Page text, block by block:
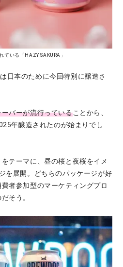
ている「HAZY SAKURA」
日本のために今回特別に醸造さ
バーが流行っていることから、
年醸造されたのが始まりでし
テーマに、昼の桜と夜桜をイメ
を展開。どちらのパッケージが好
者参加型のマーケティングプロ
そう。